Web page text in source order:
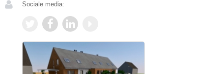
Sociale media: